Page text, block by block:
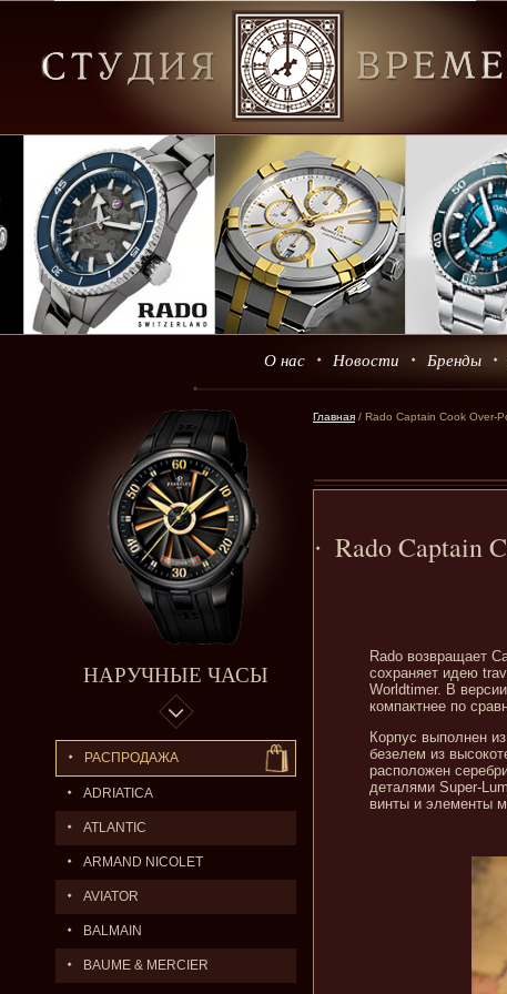
О нас Новости Бренды
НАРУЧНЫЕ ЧАСЫ
РАСПРОДАЖА
ADRIATICA
ATLANTIC
ARMAND NICOLET
AVIATOR
BALMAIN
BAUME & MERCIER
Главная / Rado Captain Cook Over-
Rado Captain
Rado возвращает
сохраняет идею
Worldtimer. В
компактнее по
Корпус выполнен
безелем из
расположен
деталями Super-
винты и элементы